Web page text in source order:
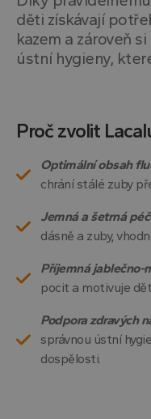
děti získávají
kazem a zároveň
ústní hygieny,
Proč zvolit
Optimální obsah
chrání stálé zuby
Jemná a šetrná
dásně a zuby,
Příjemná jablečno-
pocit a motivuje
Podpora zdravých
správnou ústní
dospělosti.